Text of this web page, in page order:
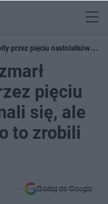
przez pięciu nastolatków.
pięciu
się, ale
to zrobili
Dodaj do Google